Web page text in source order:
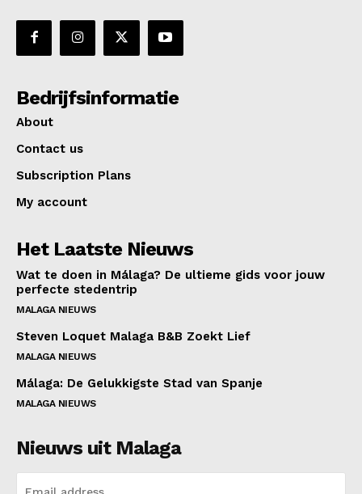
Bedrijfsinformatie
About
Contact us
Subscription Plans
My account
Het Laatste Nieuws
Wat te doen in Málaga? De ultieme gids voor jouw
perfecte stedentrip
MALAGA NIEUWS
Steven Loquet Malaga B&B Zoekt Lief
MALAGA NIEUWS
Málaga: De Gelukkigste Stad van Spanje
MALAGA NIEUWS
Nieuws uit Malaga